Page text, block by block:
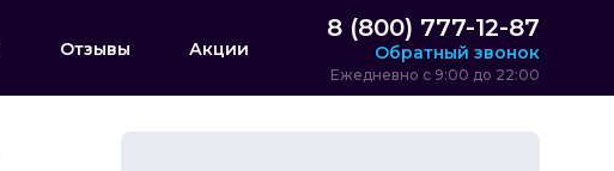
Отзывы Акции
8 (800) 777-12-87
Обратный звонок
Ежедневно с 9:00 до 22:00